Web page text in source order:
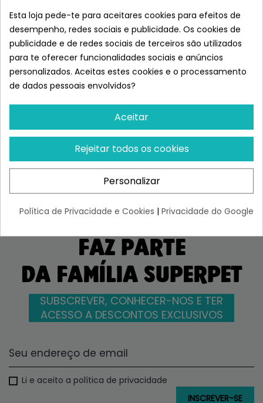
ROYAL CANIN
Gastrointestinal Lata Para
Restam 100 uds
FAZ PARTE
DA FAMÍLIA SUPERPET
SUBSCREVER, CONHECER-NOS E TER
ACESSO A DESCONTOS EXCLUSIVOS
Li e aceito a política de privacidade
Esta loja pede-te para aceitares cookies para efeitos de
desempenho, redes sociais e publicidade. Os cookies de
publicidade e de redes sociais de terceiros são utilizados
para te oferecer funcionalidades sociais e anúncios
personalizados. Aceitas estes cookies e o processamento
de dados pessoais envolvidos?
Aceitar
Rejeitar todos os cookies
Personalizar
Política de Privacidade e Cookies | Privacidade do Google